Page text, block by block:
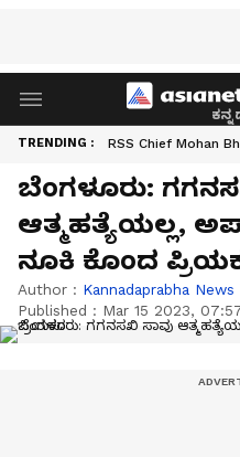
TRENDING : RSS Chief Mohan
ಬೆಂಗಳೂರು:
ಆತ್ಮಹತ್ಯೆಯಲ್ಲ,
ನೂಕಿ ಕೊಂದ
Author : Kannadaprabha News
Published : Mar 15 2023,